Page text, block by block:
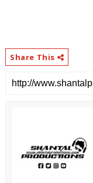
Share This